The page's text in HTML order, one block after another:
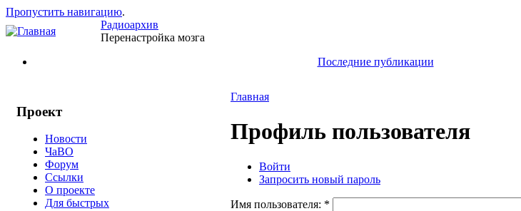
Пропустить навигацию.
Радиоархив
Перенастройка мозга
Последние публикации
Проект
Новости
ЧаВО
Форум
Ссылки
О проекте
Для быстрых
Главная
Профиль пользователя
Войти
Запросить новый пароль
Имя пользователя: *